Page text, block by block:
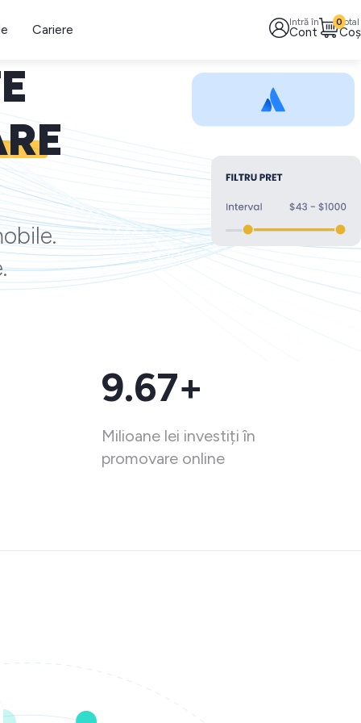
Cariere Intră în
Cont
Total
Coș
0
9.67+
Milioane lei investiți în
promovare online